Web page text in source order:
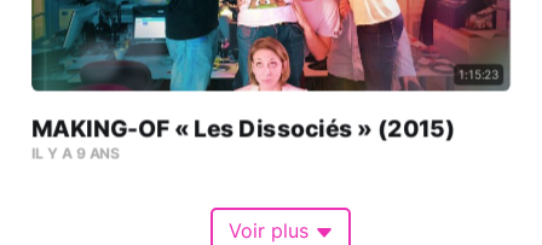
1:15:23
MAKING-OF « Les Dissociés » (2015)
IL Y A 9 ANS
Voir plus